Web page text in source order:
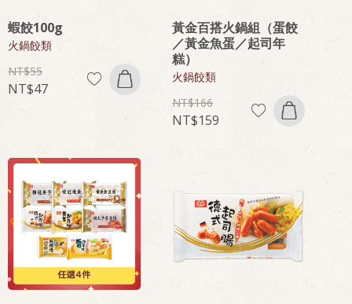
蝦餃100g
火鍋餃類
55
47
黃金百搭火鍋組（蛋餃
／黃金魚蛋／起司年
糕）
火鍋餃類
166
159